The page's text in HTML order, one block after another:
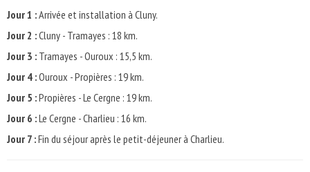
Jour 1 :Arrivée et installation à Cluny.
Jour 2 :Cluny - Tramayes : 18 km.
Jour 3 : Tramayes - Ouroux : 15,5 km.
Jour 4 :Ouroux - Propières : 19 km.
Jour 5 :Propières - Le Cergne : 19 km.
Jour 6 :Le Cergne - Charlieu : 16 km.
Jour 7 :Fin du séjour après le petit-déjeuner à Charlieu.